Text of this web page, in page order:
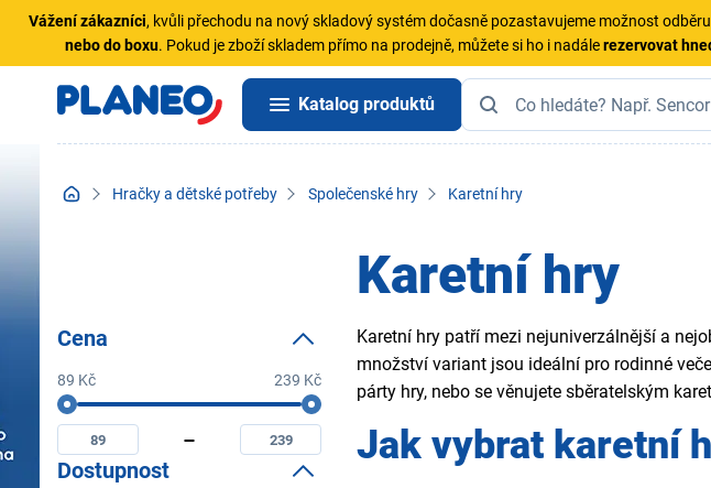
Vážení zákazníci, kvůli přechodu na nový skladový systém dočasně pozastavujeme možnost
nebo do boxu. Pokud je zboží skladem přímo na prodejně, můžete si ho i nadálerezervovat
Katalog produktů
Hračky a dětské potřeby Společenské hry Karetní hry
Karetní hry
Karetní hry patří mezi nejuniverzálnější a
množství variant jsou ideální pro rodinné
párty hry, nebo se věnujete sběratelským
Jak vybrat karetní
Cena
89 Kč 239 Kč
Cena
Minimální
cena
Maximální
cena
Dostupnost